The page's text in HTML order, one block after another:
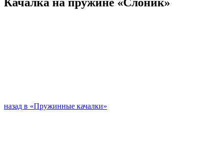
назад в «Пружинные качалки»